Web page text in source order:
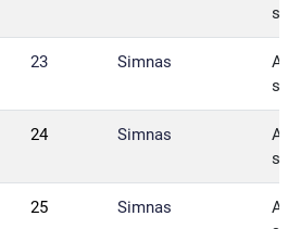
23 Simnas
24 Simnas
25 Simnas